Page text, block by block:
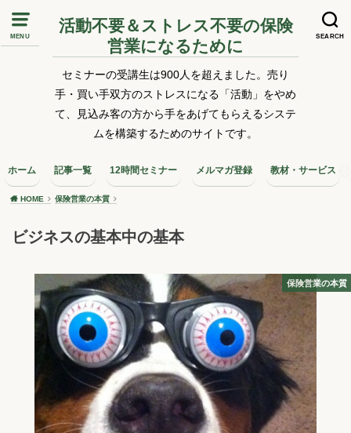
MENU SEARCH
活動不要＆ストレス不要の保険
営業になるために
セミナーの受講生は900人を超えました。売り
手・買い手双方のストレスになる「活動」をやめ
て、見込み客の方から手をあげてもらえるシステ
ムを構築するためのサイトです。
ホーム 記事一覧 12時間セミナー メルマガ登録 教材・サービス
HOME 保険営業の本質
ビジネスの基本中の基本
保険営業の本質